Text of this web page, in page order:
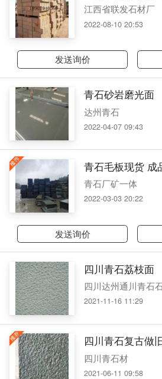
江西省联发石材厂
2022-08-10 20:53
发送询价
青石砂岩磨光面
达州青石
2022-04-07 09:43
青石毛板现货 成
青石厂矿一体
2022-03-03 20:22
发送询价
四川青石荔枝面
四川达州通川青石
2021-11-16 11:29
四川青石复古做
四川青石材
2021-06-11 09:58